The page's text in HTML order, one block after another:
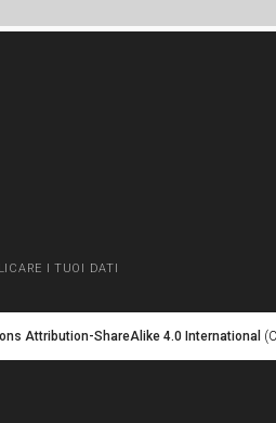
I TUOI DATI
Attribution-ShareAlike 4.0 International